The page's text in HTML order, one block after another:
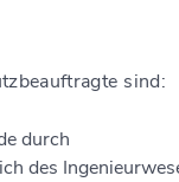
sind:
durch
des